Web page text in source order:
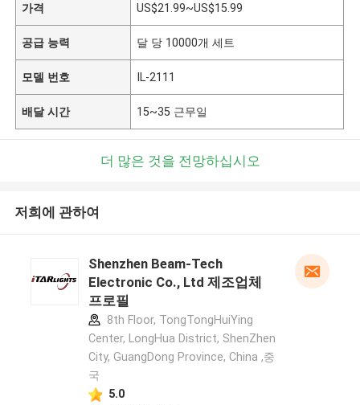
가격 US$21.99~US$15.99
공급 능력 달 당 10000개 세트
모델 번호 IL-2111
배달 시간 15~35 근무일
더 많은 것을 전망하십시오
저희에 관하여
Shenzhen Beam-Tech
Electronic Co., Ltd 제조업체
프로필
8th Floor, TongTongHuiYing
Center, LongHua District, ShenZhen
City, GuangDong Province, China ,중
국
5.0